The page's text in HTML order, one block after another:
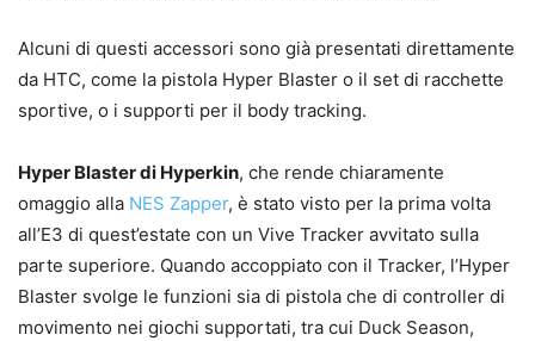
Alcuni di questi accessori sono già presentati direttamente
da HTC, come la pistola Hyper Blaster o il set di racchette
sportive, o i supporti per il body tracking.
Hyper Blaster di Hyperkin, che rende chiaramente
omaggio alla NES Zapper, è stato visto per la prima volta
all’E3 di quest’estate con un Vive Tracker avvitato sulla
parte superiore. Quando accoppiato con il Tracker, l’Hyper
Blaster svolge le funzioni sia di pistola che di controller di
movimento nei giochi supportati, tra cui Duck Season,